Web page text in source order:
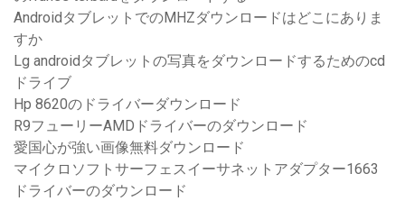
AndroidタブレットでのMHZダウンロードはどこにありま
すか
Lg androidタブレットの写真をダウンロードするためのcd
ドライブ
Hp 8620のドライバーダウンロード
R9フューリーAMDドライバーのダウンロード
愛国心が強い画像無料ダウンロード
マイクロソフトサーフェスイーサネットアダプター1663
ドライバーのダウンロード